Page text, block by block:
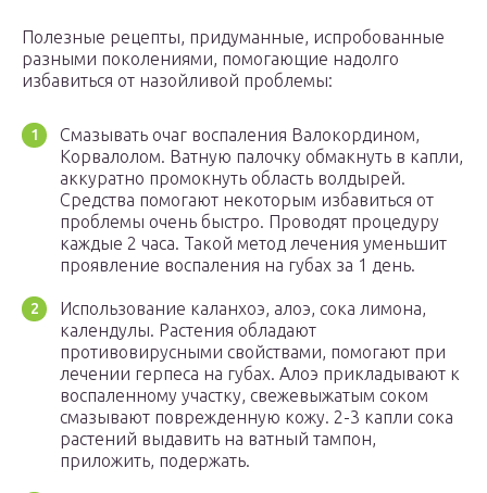
Полезные рецепты, придуманные, испробованные
разными поколениями, помогающие надолго
избавиться от назойливой проблемы:
Смазывать очаг воспаления Валокордином,
Корвалолом. Ватную палочку обмакнуть в капли,
аккуратно промокнуть область волдырей.
Средства помогают некоторым избавиться от
проблемы очень быстро. Проводят процедуру
каждые 2 часа. Такой метод лечения уменьшит
проявление воспаления на губах за 1 день.
Использование каланхоэ, алоэ, сока лимона,
календулы. Растения обладают
противовирусными свойствами, помогают при
лечении герпеса на губах. Алоэ прикладывают к
воспаленному участку, свежевыжатым соком
смазывают поврежденную кожу. 2-3 капли сока
растений выдавить на ватный тампон,
приложить, подержать.